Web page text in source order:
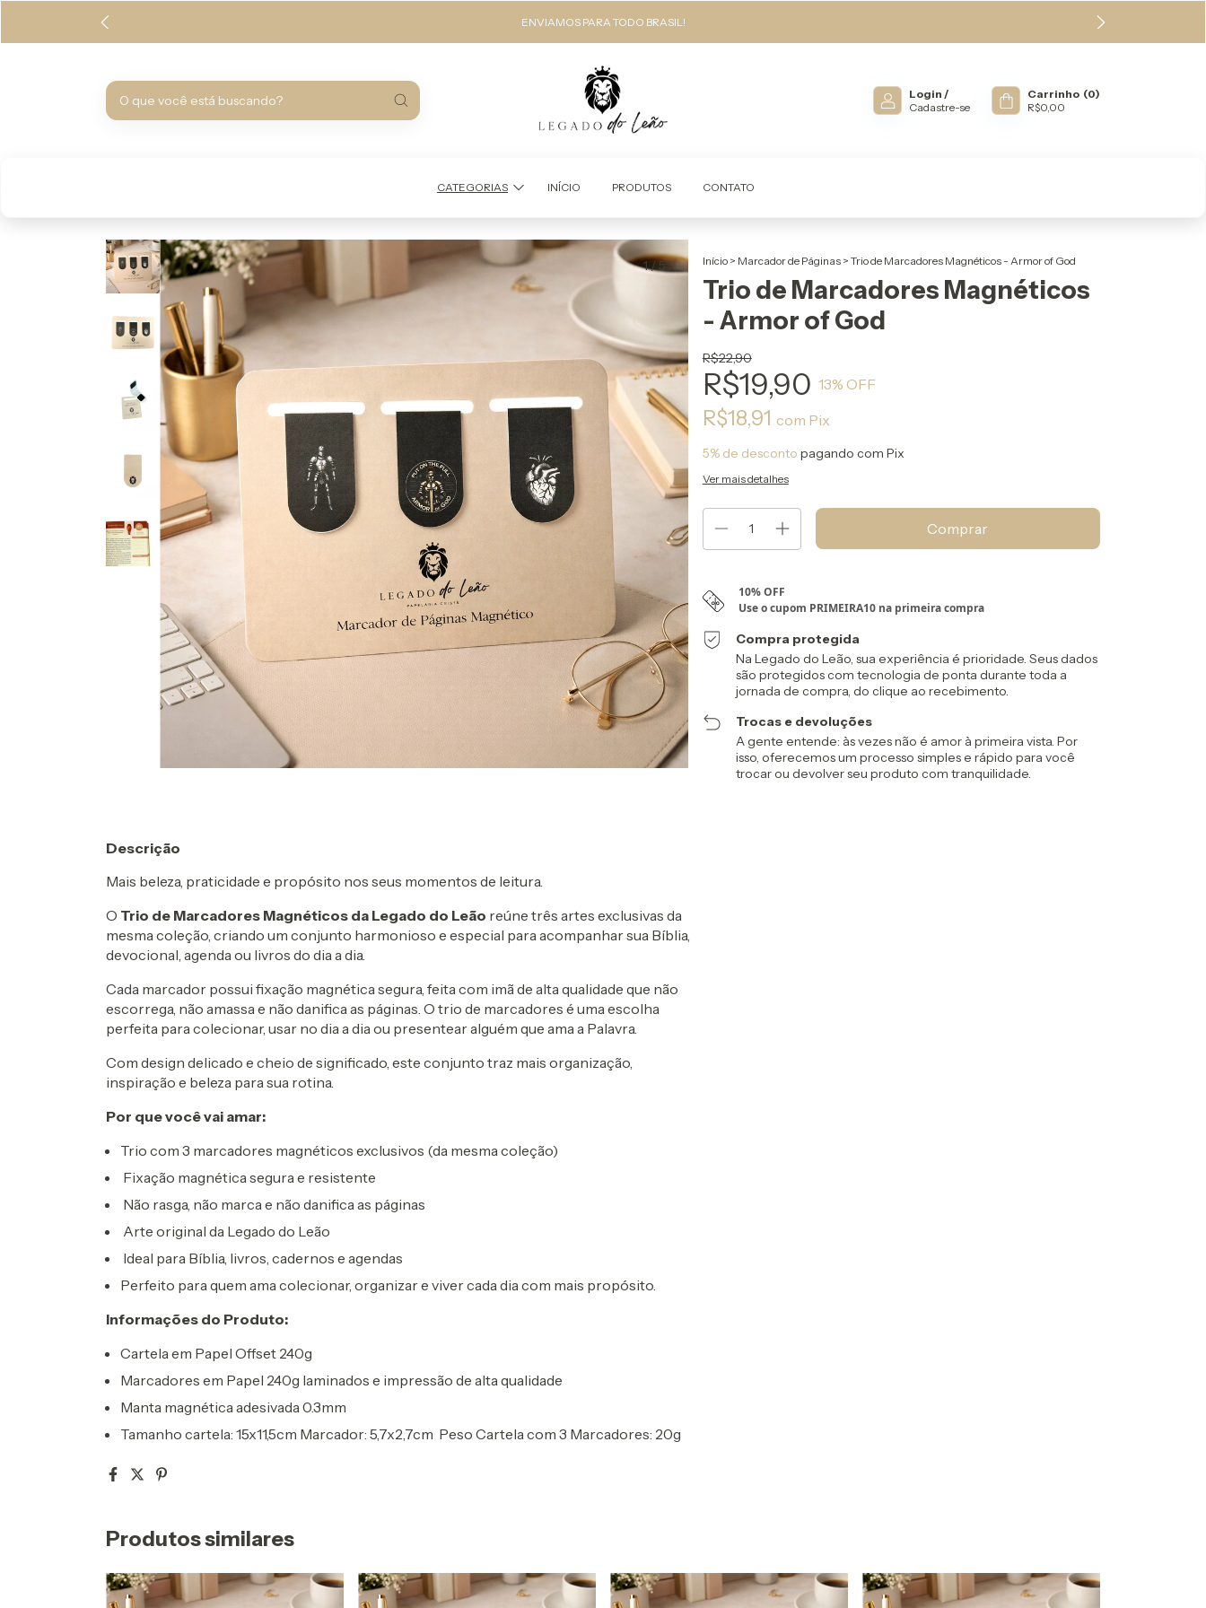
ENVIAMOS PARA TODO BRASIL!
Login /
Cadastre-se
Carrinho (0)
R$0,00
CATEGORIAS INÍCIO PRODUTOS CONTATO
1/5 Início > Marcador de Páginas > Trio de Marcadores Magnéticos - Armor of God
Trio de Marcadores Magnéticos
- Armor of God
R$22,90
R$19,90 13% OFF
R$18,91 com Pix
5% de desconto pagando com Pix
Ver mais detalhes
Compra protegida
Na Legado do Leão, sua experiência é prioridade. Seus dados
são protegidos com tecnologia de ponta durante toda a
jornada de compra, do clique ao recebimento.
Trocas e devoluções
A gente entende: às vezes não é amor à primeira vista. Por
isso, oferecemos um processo simples e rápido para você
trocar ou devolver seu produto com tranquilidade.
Descrição
Mais beleza, praticidade e propósito nos seus momentos de leitura.
O Trio de Marcadores Magnéticos da Legado do Leão reúne três artes exclusivas da
mesma coleção, criando um conjunto harmonioso e especial para acompanhar sua Bíblia,
devocional, agenda ou livros do dia a dia.
Cada marcador possui fixação magnética segura, feita com imã de alta qualidade que não
escorrega, não amassa e não danifica as páginas. O trio de marcadores é uma escolha
perfeita para colecionar, usar no dia a dia ou presentear alguém que ama a Palavra.
Com design delicado e cheio de significado, este conjunto traz mais organização,
inspiração e beleza para sua rotina.
Por que você vai amar:
Trio com 3 marcadores magnéticos exclusivos (da mesma coleção)
Fixação magnética segura e resistente
Não rasga, não marca e não danifica as páginas
Arte original da Legado do Leão
Ideal para Bíblia, livros, cadernos e agendas
Perfeito para quem ama colecionar, organizar e viver cada dia com mais propósito.
Informações do Produto:
Cartela em Papel Offset 240g
Marcadores em Papel 240g laminados e impressão de alta qualidade
Manta magnética adesivada 0.3mm
Tamanho cartela: 15x11,5cm Marcador: 5,7x2,7cm Peso Cartela com 3 Marcadores: 20g
Produtos similares